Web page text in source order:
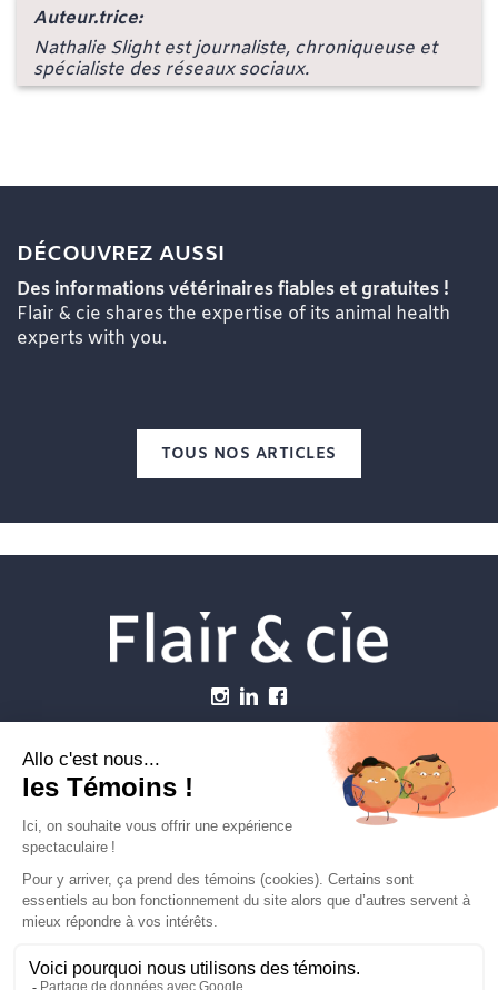
Auteur.trice:
Nathalie Slight est journaliste, chroniqueuse et
spécialiste des réseaux sociaux.
DÉCOUVREZ AUSSI
Des informations vétérinaires fiables et gratuites !
Flair & cie shares the expertise of its animal health
experts with you.
TOUS NOS ARTICLES
Établissements vétérinaires
Carrière
Contactez-nous